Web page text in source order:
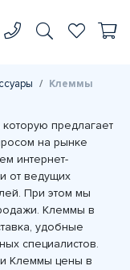
Клеммы
предлагает
на рынке
интернет-
от ведущих
При этом мы
Клеммы в
удобные
специалистов.
Клеммы цены в